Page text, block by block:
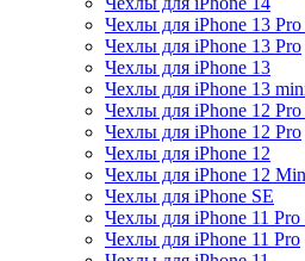
Чехлы для iPhone 13
Чехлы для iPhone 13 Pro
Чехлы для iPhone 13
Чехлы для iPhone 13
Чехлы для iPhone 12
Чехлы для iPhone 12 Pro
Чехлы для iPhone 12
Чехлы для iPhone 12
Чехлы для iPhone SE
Чехлы для iPhone 11
Чехлы для iPhone 11 Pro